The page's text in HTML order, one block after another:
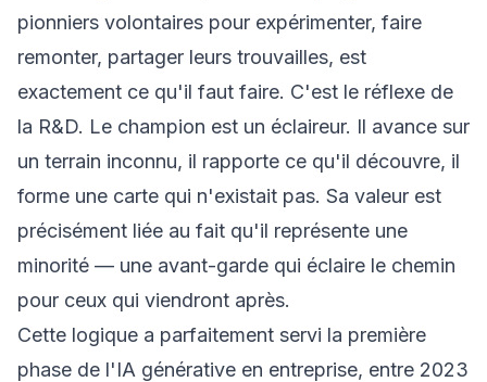
pionniers volontaires pour expérimenter, faire
remonter, partager leurs trouvailles, est
exactement ce qu'il faut faire. C'est le réflexe de
la R&D. Le champion est un éclaireur. Il avance sur
un terrain inconnu, il rapporte ce qu'il découvre, il
forme une carte qui n'existait pas. Sa valeur est
précisément liée au fait qu'il représente une
minorité — une avant-garde qui éclaire le chemin
pour ceux qui viendront après.
Cette logique a parfaitement servi la première
phase de l'IA générative en entreprise, entre 2023